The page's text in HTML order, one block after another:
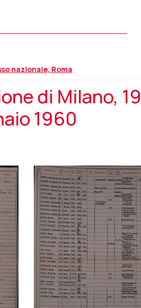
nazionale, Roma
di Milano, 19
1960